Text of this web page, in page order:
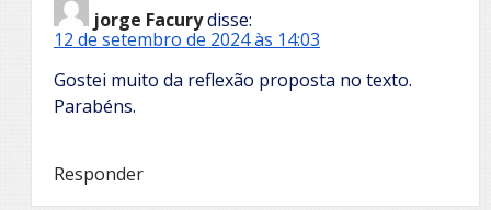
jorge Facurydisse:
12 de setembro de 2024 às 14:03
Gostei muito da reflexão proposta no texto.
Parabéns.
Responder